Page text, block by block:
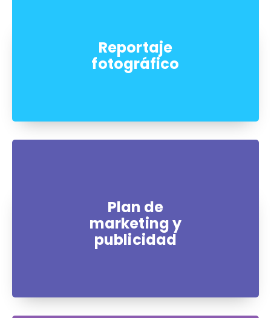
Reportaje
fotográfico
Plan de
marketing y
publicidad